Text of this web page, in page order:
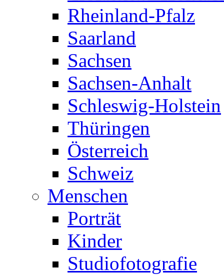
Rheinland-Pfalz
Saarland
Sachsen
Sachsen-Anhalt
Schleswig-Holstein
Thüringen
Österreich
Schweiz
Menschen
Porträt
Kinder
Studiofotografie